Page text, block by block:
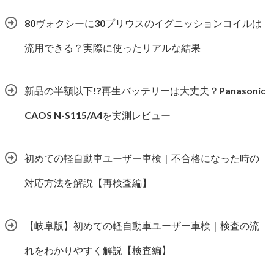
80ヴォクシーに30プリウスのイグニッションコイルは
流用できる？実際に使ったリアルな結果
新品の半額以下!?再生バッテリーは大丈夫？Panasonic
CAOS N-S115/A4を実測レビュー
初めての軽自動車ユーザー車検｜不合格になった時の
対応方法を解説【再検査編】
【岐阜版】初めての軽自動車ユーザー車検｜検査の流
れをわかりやすく解説【検査編】